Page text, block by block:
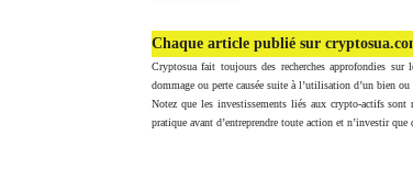
Chaque article publié sur
Cryptosua fait toujours des recherches approfondies
dommage ou perte causée suite à l’utilisation d’un bien
Notez que les investissements liés aux crypto-actifs sont
pratique avant d’entreprendre toute action et n’investir